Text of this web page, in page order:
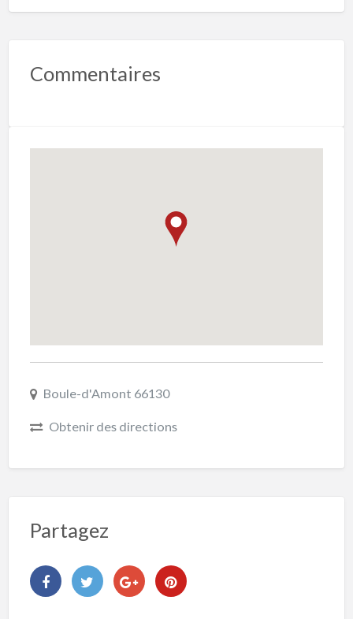
Commentaires
Boule-d'Amont 66130
Obtenir des directions
Partagez